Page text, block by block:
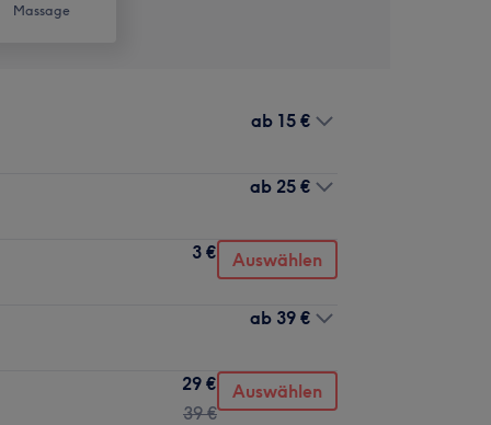
Massage
ab 15 €
ab 25 €
3 € Auswählen
ab 39 €
29 €
39 €
Auswählen